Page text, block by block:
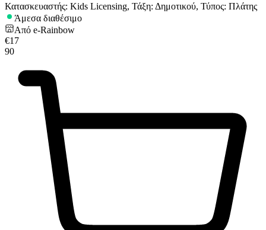
Κατασκευαστής: Kids Licensing, Τάξη: Δημοτικού, Τύπος: Πλάτης
Άμεσα διαθέσιμο
Από e-Rainbow
€17
90